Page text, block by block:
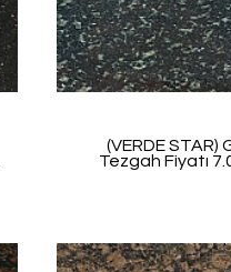
(VERDE STAR)
Tezgah Fiyatı